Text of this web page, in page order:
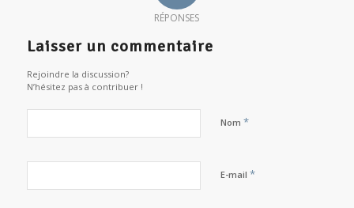
RÉPONSES
Laisser un commentaire
Rejoindre la discussion?
N’hésitez pas à contribuer !
Nom *
E-mail *